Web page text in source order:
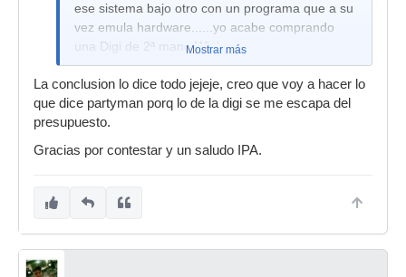
ese sistema bajo otro con un programa que a su
vez emula hardware......yo acabe comprando
una Digi de 2ª mano Wink
Mostrar más
La conclusion lo dice todo jejeje, creo que voy a hacer lo
que dice partyman porq lo de la digi se me escapa del
presupuesto.
Gracias por contestar y un saludo IPA.